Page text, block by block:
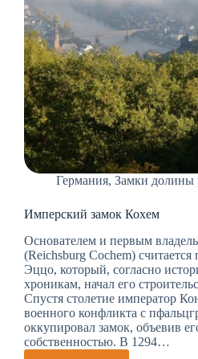
Германия, Замки долины
Имперский замок Кохем
Основателем и первым
(Reichsburg Cochem) считается
Эццо, который, согласно
хроникам, начал его
Спустя столетие император
военного конфликта с
оккупировал замок, объевив
собственностью. В 1294…